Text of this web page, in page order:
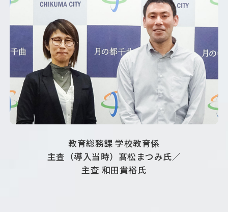
教育総務課 学校教育係
主査（導入当時）髙松まつみ氏／
主査 和田貴裕氏